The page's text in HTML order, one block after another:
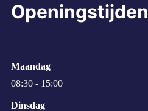
Openingstijden
Maandag
08:30 - 15:00
Dinsdag